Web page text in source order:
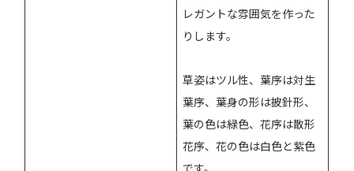
レガントな雰囲気を作った
りします。
草姿はツル性、葉序は対生
葉序、葉身の形は披針形、
葉の色は緑色、花序は散形
花序、花の色は白色と紫色
です。